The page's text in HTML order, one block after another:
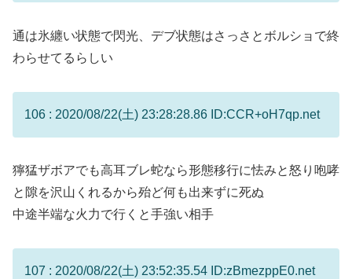
通は氷纏い状態で閃光、デブ状態はさっさとボルショで終
わらせてるらしい
106 : 2020/08/22(土) 23:28:28.86 ID:CCR+oH7qp.net
獰猛ザボアでも高耳ブレ蛇なら形態移行に怯みと怒り咆哮
と隙を沢山くれるから殆ど何も出来ずに死ぬ
中途半端な火力で行くと手強い相手
107 : 2020/08/22(土) 23:52:35.54 ID:zBmezppE0.net